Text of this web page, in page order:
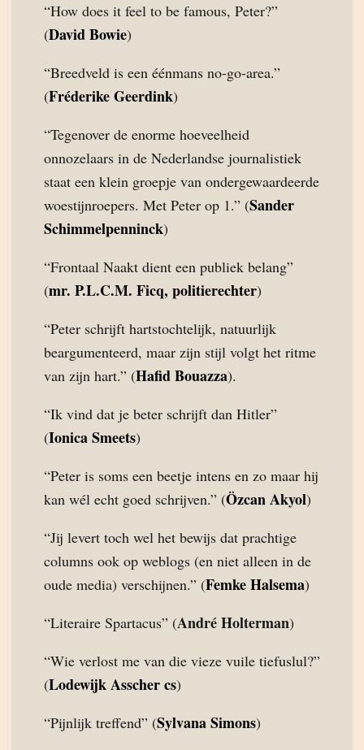
“How does it feel to be famous, Peter?”
(David Bowie)
“Breedveld is een éénmans no-go-area.”
(Fréderike Geerdink)
“Tegenover de enorme hoeveelheid
onnozelaars in de Nederlandse journalistiek
staat een klein groepje van ondergewaardeerde
woestijnroepers. Met Peter op 1.” (Sander
Schimmelpenninck)
“Frontaal Naakt dient een publiek belang”
(mr. P.L.C.M. Ficq, politierechter)
“Peter schrijft hartstochtelijk, natuurlijk
beargumenteerd, maar zijn stijl volgt het ritme
van zijn hart.” (Hafid Bouazza).
“Ik vind dat je beter schrijft dan Hitler”
(Ionica Smeets)
“Peter is soms een beetje intens en zo maar hij
kan wél echt goed schrijven.” (Özcan Akyol)
“Jij levert toch wel het bewijs dat prachtige
columns ook op weblogs (en niet alleen in de
oude media) verschijnen.” (Femke Halsema)
“Literaire Spartacus” (André Holterman)
“Wie verlost me van die vieze vuile tiefuslul?”
(Lodewijk Asscher cs)
“Pijnlijk treffend” (Sylvana Simons)